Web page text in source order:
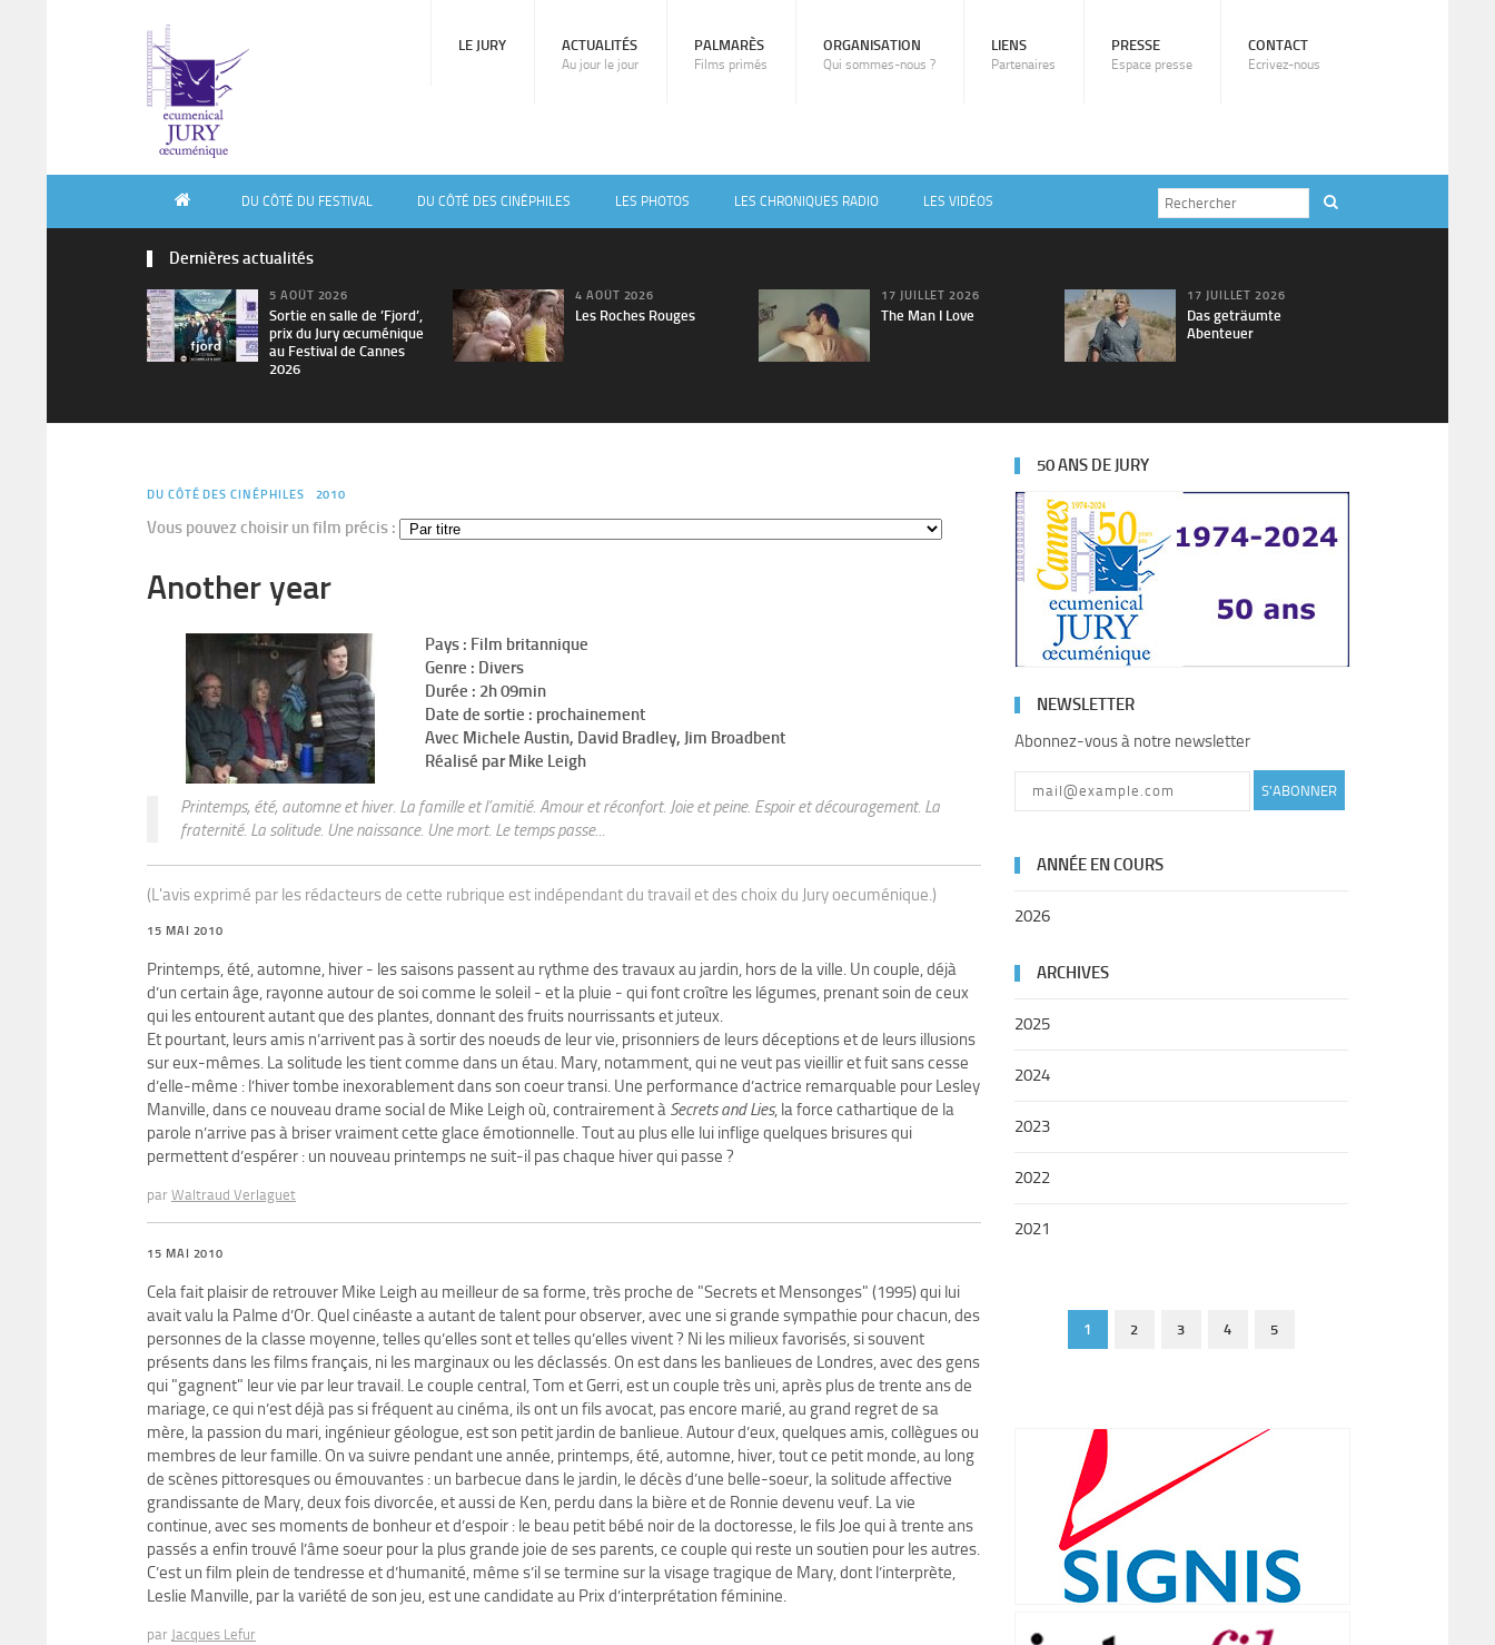
LE JURY ACTUALITÉS
Au jour le jour
PALMARÈS
Films primés
ORGANISATION
Qui sommes-nous ?
LIENS
Partenaires
PRESSE
Espace presse
CONTACT
Ecrivez-nous
DU CÔTÉ DU FESTIVAL DU CÔTÉ DES CINÉPHILES LES PHOTOS LES CHRONIQUES RADIO LES VIDÉOS
Dernières actualités
5 AOÛT 2026
Sortie en salle de ’Fjord’,
prix du Jury œcuménique
au Festival de Cannes
2026
4 AOÛT 2026
Les Roches Rouges
17 JUILLET 2026
The Man I Love
17 JUILLET 2026
Das geträumte
Abenteuer
DU CÔTÉ DES CINÉPHILES 2010
Vous pouvez choisir un film précis :
Another year
Pays : Film britannique
Genre : Divers
Durée : 2h 09min
Date de sortie : prochainement
Avec Michele Austin, David Bradley, Jim Broadbent
Réalisé par Mike Leigh
Printemps, été, automne et hiver. La famille et l’amitié. Amour et réconfort. Joie et peine. Espoir et découragement. La
fraternité. La solitude. Une naissance. Une mort. Le temps passe...
(L'avis exprimé par les rédacteurs de cette rubrique est indépendant du travail et des choix du Jury oecuménique.)
15 MAI 2010
Printemps, été, automne, hiver - les saisons passent au rythme des travaux au jardin, hors de la ville. Un couple, déjà
d’un certain âge, rayonne autour de soi comme le soleil - et la pluie - qui font croître les légumes, prenant soin de ceux
qui les entourent autant que des plantes, donnant des fruits nourrissants et juteux.
Et pourtant, leurs amis n’arrivent pas à sortir des noeuds de leur vie, prisonniers de leurs déceptions et de leurs illusions
sur eux-mêmes. La solitude les tient comme dans un étau. Mary, notamment, qui ne veut pas vieillir et fuit sans cesse
d’elle-même : l’hiver tombe inexorablement dans son coeur transi. Une performance d’actrice remarquable pour Lesley
Manville, dans ce nouveau drame social de Mike Leigh où, contrairement à Secrets and Lies, la force cathartique de la
parole n’arrive pas à briser vraiment cette glace émotionnelle. Tout au plus elle lui inflige quelques brisures qui
permettent d’espérer : un nouveau printemps ne suit-il pas chaque hiver qui passe ?
par Waltraud Verlaguet
15 MAI 2010
Cela fait plaisir de retrouver Mike Leigh au meilleur de sa forme, très proche de "Secrets et Mensonges" (1995) qui lui
avait valu la Palme d’Or. Quel cinéaste a autant de talent pour observer, avec une si grande sympathie pour chacun, des
personnes de la classe moyenne, telles qu’elles sont et telles qu’elles vivent ? Ni les milieux favorisés, si souvent
présents dans les films français, ni les marginaux ou les déclassés. On est dans les banlieues de Londres, avec des gens
qui "gagnent" leur vie par leur travail. Le couple central, Tom et Gerri, est un couple très uni, après plus de trente ans de
mariage, ce qui n’est déjà pas si fréquent au cinéma, ils ont un fils avocat, pas encore marié, au grand regret de sa
mère, la passion du mari, ingénieur géologue, est son petit jardin de banlieue. Autour d’eux, quelques amis, collègues ou
membres de leur famille. On va suivre pendant une année, printemps, été, automne, hiver, tout ce petit monde, au long
de scènes pittoresques ou émouvantes : un barbecue dans le jardin, le décès d’une belle-soeur, la solitude affective
grandissante de Mary, deux fois divorcée, et aussi de Ken, perdu dans la bière et de Ronnie devenu veuf. La vie
continue, avec ses moments de bonheur et d’espoir : le beau petit bébé noir de la doctoresse, le fils Joe qui à trente ans
passés a enfin trouvé l’âme soeur pour la plus grande joie de ses parents, ce couple qui reste un soutien pour les autres.
C’est un film plein de tendresse et d’humanité, même s’il se termine sur la visage tragique de Mary, dont l’interprète,
Leslie Manville, par la variété de son jeu, est une candidate au Prix d’interprétation féminine.
par Jacques Lefur
50 ANS DE JURY
NEWSLETTER
Abonnez-vous à notre newsletter
S'ABONNER
ANNÉE EN COURS
2026
ARCHIVES
2025
2024
2023
2022
2021
1 2 3 4 5